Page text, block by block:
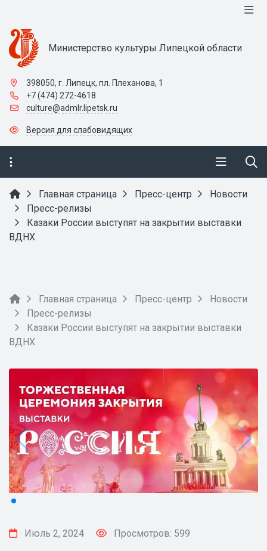
Министерство культуры Липецкой области
398050, г. Липецк, пл. Плеханова, 1
+7 (474) 272-4618
culture@admlr.lipetsk.ru
Версия для слабовидящих
Главная страница Пресс-центр
Новости
Пресс-релизы
Казаки России выступят на закрытии выставки
ВДНХ
Главная страница Пресс-центр
Новости
Пресс-релизы
Казаки России выступят на закрытии выставки
ВДНХ
Июль 2, 2024 Просмотров: 599